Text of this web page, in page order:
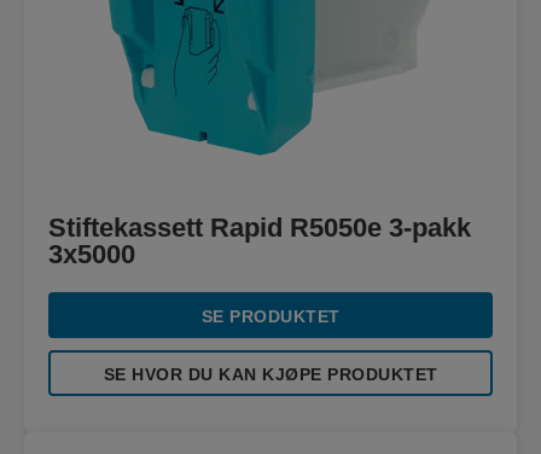
Stiftekassett Rapid R5050e 3-pakk
3x5000
SE PRODUKTET
SE HVOR DU KAN KJØPE PRODUKTET